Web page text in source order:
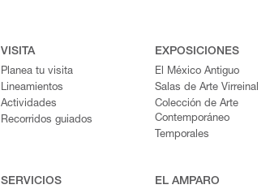
VISITA
Planea tu visita
Lineamientos
Actividades
Recorridos guiados
EXPOSICIONES
El México Antiguo
Salas de Arte Virreinal
Colección de Arte
Contemporáneo
Temporales
SERVICIOS EL AMPARO